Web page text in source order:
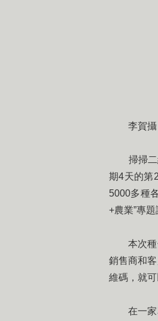
李賀攝
掃掃二維
期4天的第
5000多種
+農業”專
本次種子
銷售商和
維碼，就
在一家花